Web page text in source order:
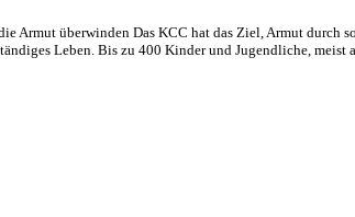
Armut überwinden Das KCC hat das Ziel, Armut
Leben. Bis zu 400 Kinder und Jugendliche, meist